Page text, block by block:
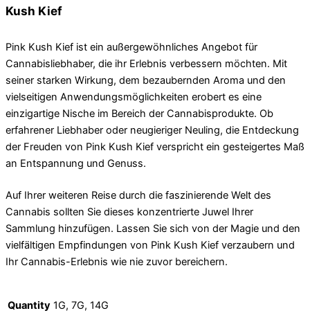
Kush Kief
Pink Kush Kief ist ein außergewöhnliches Angebot für
Cannabisliebhaber, die ihr Erlebnis verbessern möchten. Mit
seiner starken Wirkung, dem bezaubernden Aroma und den
vielseitigen Anwendungsmöglichkeiten erobert es eine
einzigartige Nische im Bereich der Cannabisprodukte. Ob
erfahrener Liebhaber oder neugieriger Neuling, die Entdeckung
der Freuden von Pink Kush Kief verspricht ein gesteigertes Maß
an Entspannung und Genuss.
Auf Ihrer weiteren Reise durch die faszinierende Welt des
Cannabis sollten Sie dieses konzentrierte Juwel Ihrer
Sammlung hinzufügen. Lassen Sie sich von der Magie und den
vielfältigen Empfindungen von Pink Kush Kief verzaubern und
Ihr Cannabis-Erlebnis wie nie zuvor bereichern.
Quantity 1G, 7G, 14G